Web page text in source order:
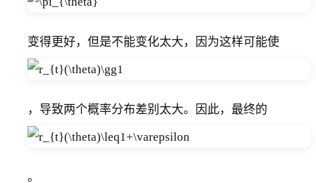
变得更好，但是不能变化太大，因为这样可能使
，导致两个概率分布差别太大。因此，最终的
。